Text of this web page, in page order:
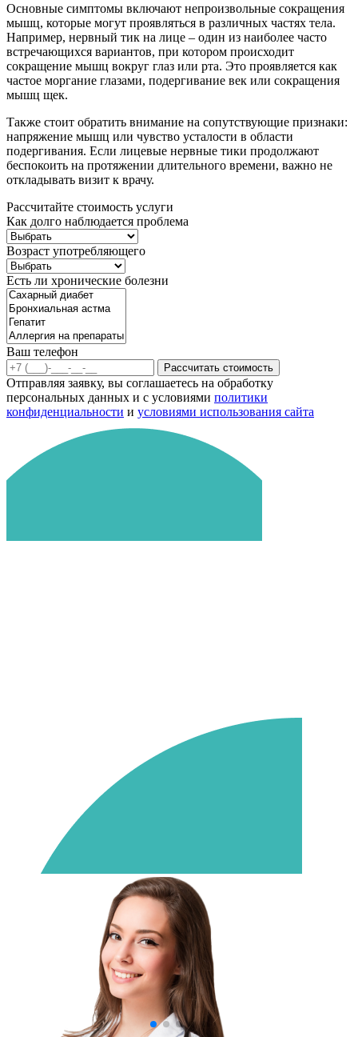
Основные симптомы включают непроизвольные сокращения
мышц, которые могут проявляться в различных частях тела.
Например, нервный тик на лице – один из наиболее часто
встречающихся вариантов, при котором происходит
сокращение мышц вокруг глаз или рта. Это проявляется как
частое моргание глазами, подергивание век или сокращения
мышц щек.
Также стоит обратить внимание на сопутствующие признаки:
напряжение мышц или чувство усталости в области
подергивания. Если лицевые нервные тики продолжают
беспокоить на протяжении длительного времени, важно не
откладывать визит к врачу.
Рассчитайте стоимость услуги
Как долго наблюдается проблема
Возраст употребляющего
Есть ли хронические болезни
Ваш телефон
Рассчитать стоимость
Отправляя заявку, вы соглашаетесь на обработку
персональных данных и с условиями политики
конфиденциальности и условиями использования сайта